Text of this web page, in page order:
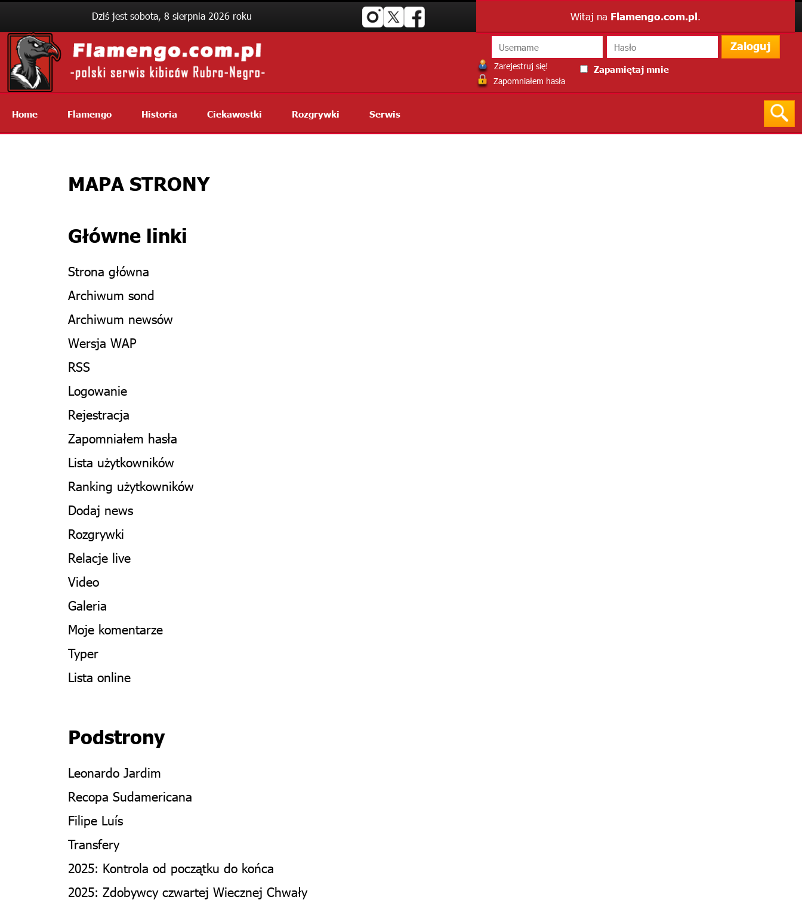
Dziś jest sobota, 8 sierpnia 2026 roku Witaj na Flamengo.com.pl.
Zaloguj
Zarejestruj się!
Zapomniałem hasła
Zapamiętaj mnie
Home Flamengo Historia Ciekawostki Rozgrywki Serwis
MAPA STRONY
Główne linki
Strona główna
Archiwum sond
Archiwum newsów
Wersja WAP
RSS
Logowanie
Rejestracja
Zapomniałem hasła
Lista użytkowników
Ranking użytkowników
Dodaj news
Rozgrywki
Relacje live
Video
Galeria
Moje komentarze
Typer
Lista online
Podstrony
Leonardo Jardim
Recopa Sudamericana
Filipe Luís
Transfery
2025: Kontrola od początku do końca
2025: Zdobywcy czwartej Wiecznej Chwały